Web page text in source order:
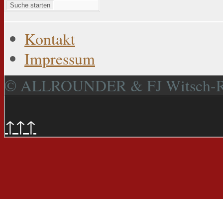
Suche starten
Kontakt
Impressum
© ALLROUNDER & FJ Witsch-
↑↑↑